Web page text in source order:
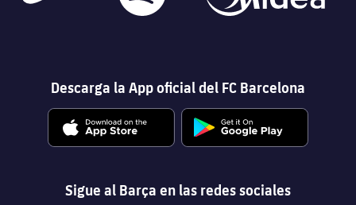
Descarga la App oficial del FC Barcelona
Sigue al Barça en las redes sociales